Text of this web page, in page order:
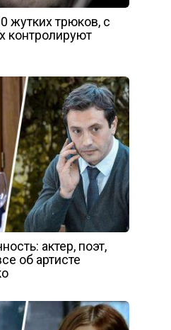
жутких трюков, с
контролируют
актер, поэт,
об артисте